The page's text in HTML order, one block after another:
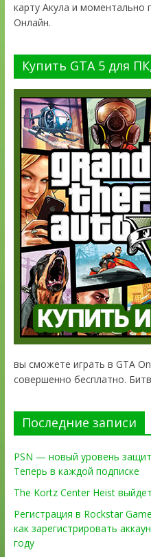
карту Акула и моментально
Онлайн.
Купить GTA 5 для
вы сможете играть в GTA
совершенно бесплатно.
Последние записи
PSN — новый уровень
Теперь в каждой подписке
The Kortz Center Heist
Регистрация в Rockstar
как зарегистрировать
году